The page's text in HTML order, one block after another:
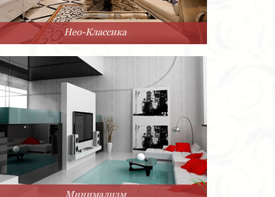
Нео-Классика
Минимализм